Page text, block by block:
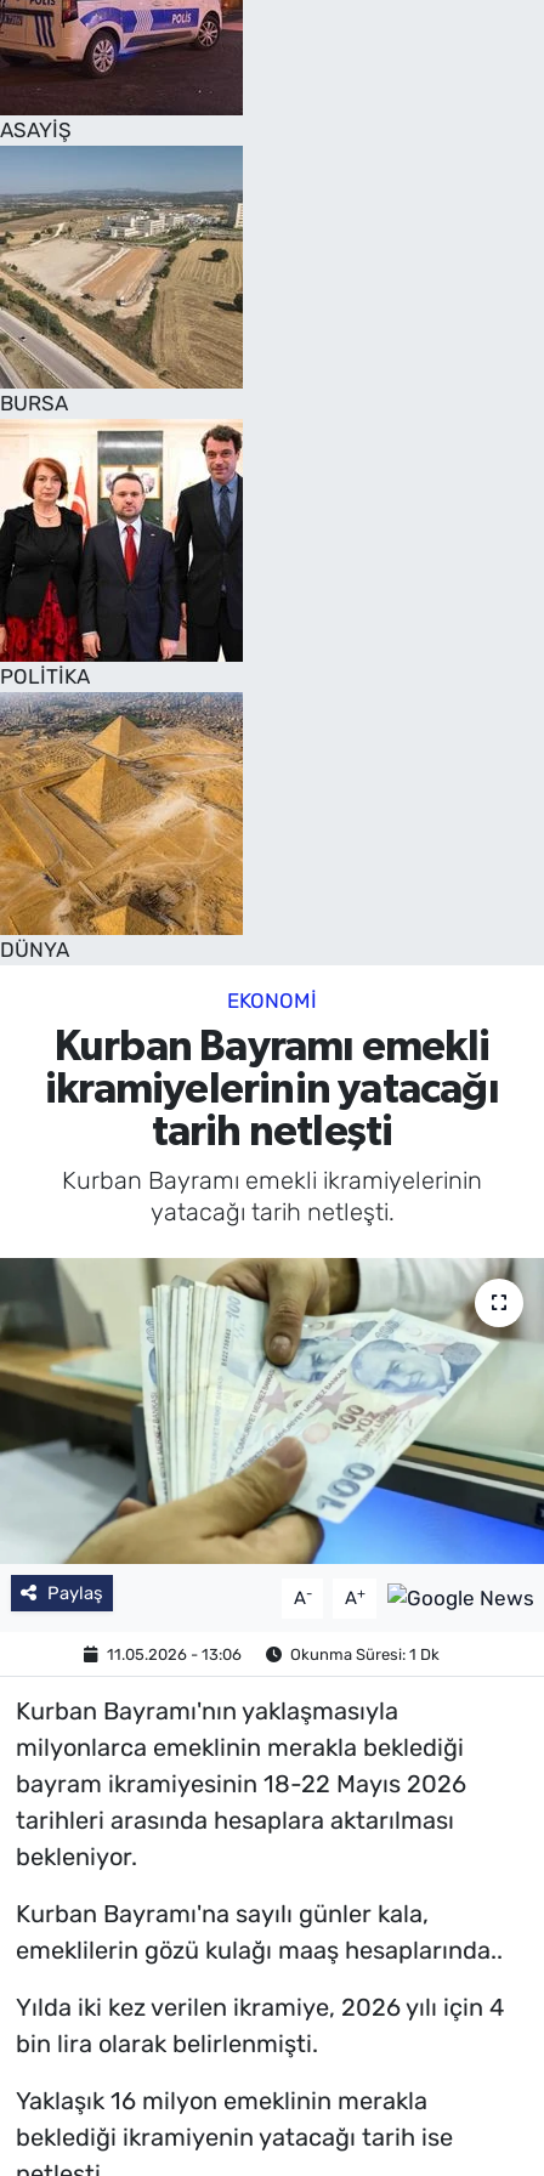
ASAYİŞ
BURSA
POLİTİKA
DÜNYA
EKONOMİ
Kurban Bayramı emekli
ikramiyelerinin yatacağı
tarih netleşti
Kurban Bayramı emekli ikramiyelerinin
yatacağı tarih netleşti.
Paylaş A- A+
11.05.2026 - 13:06 Okunma Süresi: 1 Dk
Kurban Bayramı'nın yaklaşmasıyla
milyonlarca emeklinin merakla beklediği
bayram ikramiyesinin 18-22 Mayıs 2026
tarihleri arasında hesaplara aktarılması
bekleniyor.
Kurban Bayramı'na sayılı günler kala,
emeklilerin gözü kulağı maaş hesaplarında..
Yılda iki kez verilen ikramiye, 2026 yılı için 4
bin lira olarak belirlenmişti.
Yaklaşık 16 milyon emeklinin merakla
beklediği ikramiyenin yatacağı tarih ise
SAĞLIK
TV REHBERİ